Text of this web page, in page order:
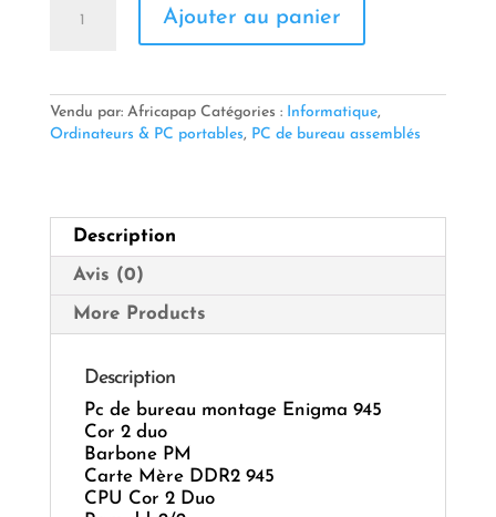
montage
Enigma
duo
Ajouter au panier
Vendu par: Africapap Catégories : Informatique,
Ordinateurs & PC portables, PC de bureau assemblés
Description
Avis (0)
More Products
Description
Pc de bureau montage Enigma 945
Cor 2 duo
Barbone PM
Carte Mère DDR2 945
CPU Cor 2 Duo